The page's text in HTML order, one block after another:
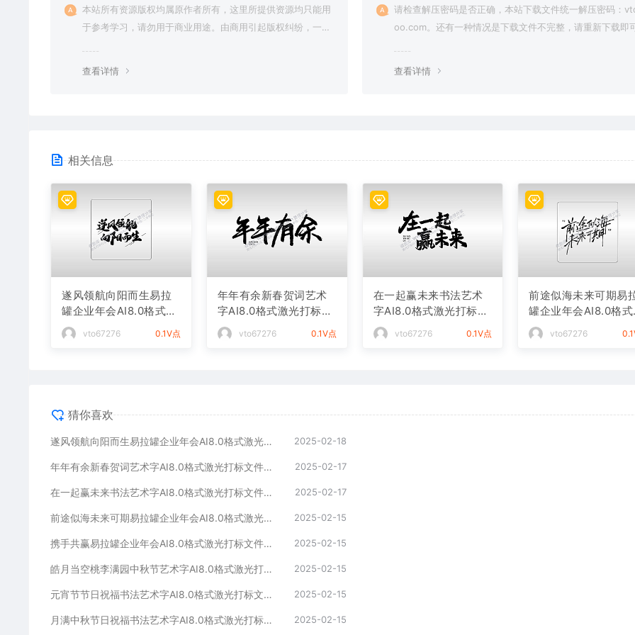
本站所有资源版权均属原作者所有，这里所提供资源均只能用
于参考学习，请勿用于商业用途。由商用引起版权纠纷，一切
查看详情
请检查解压密码是否正确，本站下载文件统一解压密码：
oo.com。还有一种情况是下载文件不完整，请重新下载即可
查看详情
相关信息
遂风领航向阳而生易拉
罐企业年会AI8.0格式激
光打标文件通用矢量图
vto67276 0.1V点
年年有余新春贺词艺术
字AI8.0格式激光打标文
件通用矢量图
vto67276 0.1V点
在一起赢未来书法艺术
字AI8.0格式激光打标文
件通用矢量图
vto67276 0.1V点
前途似海未来可期易
罐企业年会AI8.0格式
光打标文件通用矢量图
vto67276
猜你喜欢
遂风领航向阳而生易拉罐企业年会AI8.0格式激光打标文件通用矢量图 2025-02-18
年年有余新春贺词艺术字AI8.0格式激光打标文件通用矢量图 2025-02-17
在一起赢未来书法艺术字AI8.0格式激光打标文件通用矢量图 2025-02-17
前途似海未来可期易拉罐企业年会AI8.0格式激光打标文件通用矢量图 2025-02-15
携手共赢易拉罐企业年会AI8.0格式激光打标文件通用矢量图 2025-02-15
皓月当空桃李满园中秋节艺术字AI8.0格式激光打标文件通用矢量图 2025-02-15
元宵节节日祝福书法艺术字AI8.0格式激光打标文件通用矢量图 2025-02-15
月满中秋节日祝福书法艺术字AI8.0格式激光打标文件通用矢量图 2025-02-15